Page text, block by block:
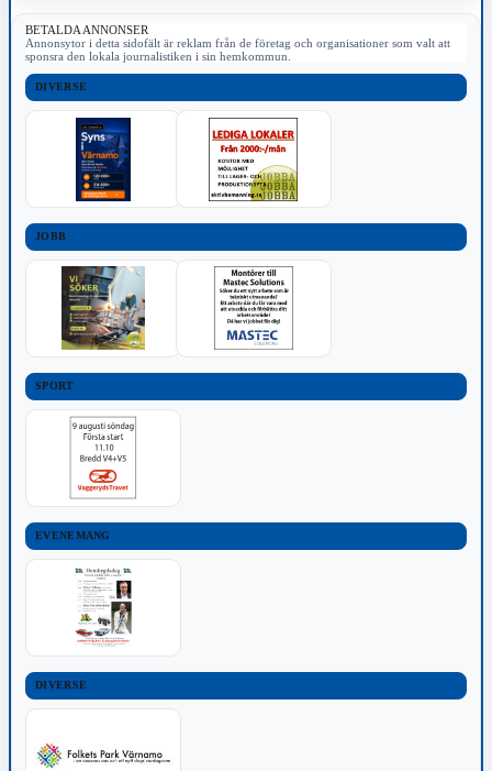
BETALDA ANNONSER
Annonsytor i detta sidofält är reklam från de företag och organisationer som valt att
sponsra den lokala journalistiken i sin hemkommun.
DIVERSE
JOBB
SPORT
EVENEMANG
DIVERSE